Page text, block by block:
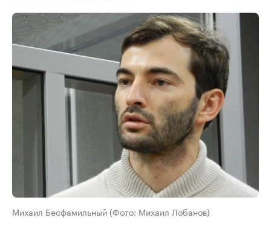
Михаил Бесфамильный (Фото: Михаил Лобанов)